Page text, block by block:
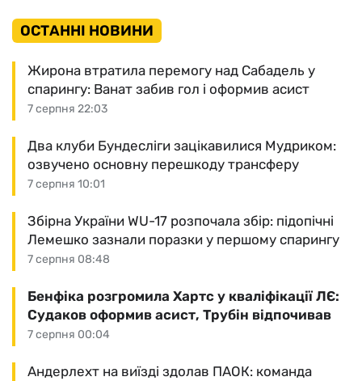
ОСТАННІ НОВИНИ
7 серпня 22:03
Жирона втратила перемогу над Сабадель у
спарингу: Ванат забив гол і оформив асист
7 серпня 10:01
Два клуби Бундесліги зацікавилися Мудриком:
озвучено основну перешкоду трансферу
7 серпня 08:48
Збірна України WU-17 розпочала збір: підопічні
Лемешко зазнали поразки у першому спарингу
7 серпня 00:04
Бенфіка розгромила Хартс у кваліфікації ЛЄ:
Судаков оформив асист, Трубін відпочивав
Андерлехт на виїзді здолав ПАОК: команда